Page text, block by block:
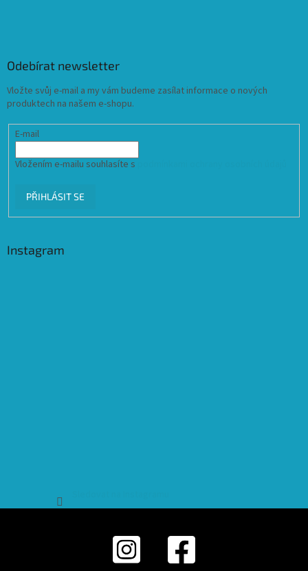
Odebírat newsletter
Vložte svůj e-mail a my vám budeme zasílat informace o nových
produktech na našem e-shopu.
E-mail
Vložením e-mailu souhlasíte s
PŘIHLÁSIT SE
Instagram